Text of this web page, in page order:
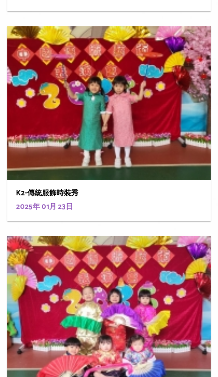
K2-傳統服飾時裝秀
2025年 01月 23日